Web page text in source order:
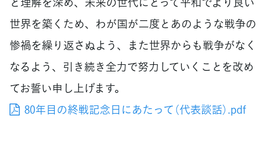
世界を築くため、わが国が二度とあのような戦争の
惨禍を繰り返さぬよう、また世界からも戦争がなく
なるよう、引き続き全力で努力していくことを改め
てお誓い申し上げます。
80年目の終戦記念日にあたって（代表談話）.pdf